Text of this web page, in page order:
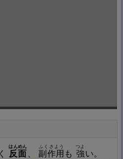
く 反面
はんめん
、 副 作用
ふくさよう
も 強
つよ
い。